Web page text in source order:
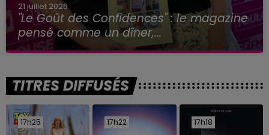
21 juillet 2026
"Le Goût des Confidences" : le magazine
pensé comme un dîner,...
TITRES DIFFUSÉS
17h25
17h25 17h22
17h22 17h18
17h18